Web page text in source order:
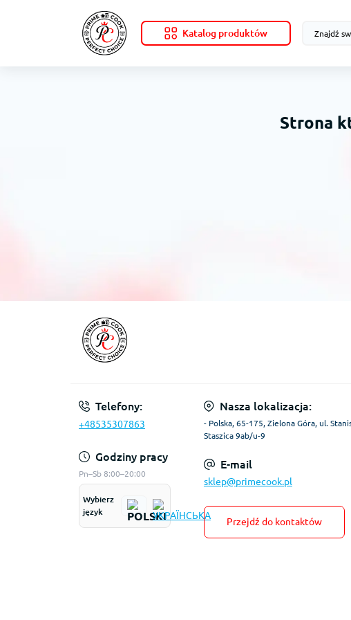
Katalog produktów
Strona
Telefony:
+48535307863
Godziny pracy
Pn–Sb 8:00–20:00
Wybierz
język
Nasza lokalizacja:
- Polska, 65-175, Zielona Góra, ul.
Staszica 9ab/u-9
E-mail
sklep@primecook.pl
Przejdź do kontaktów